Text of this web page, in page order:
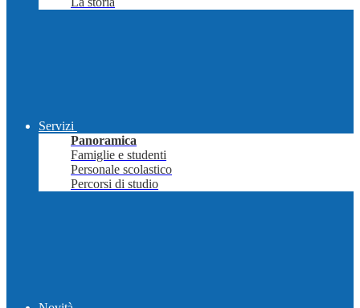
Servizi
Panoramica
Famiglie e studenti
Personale scolastico
Percorsi di studio